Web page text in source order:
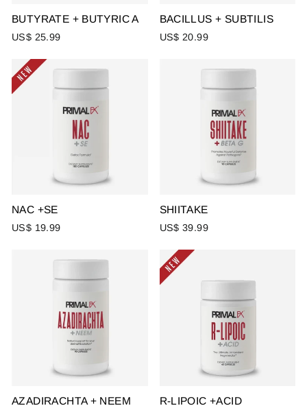
BUTYRATE + BUTYRIC A
US$ 25.99
BACILLUS + SUBTILIS
US$ 20.99
NAC +SE
US$ 19.99
SHIITAKE
US$ 39.99
AZADIRACHTA + NEEM R-LIPOIC +ACID